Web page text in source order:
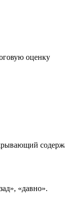
оценку
«давно».